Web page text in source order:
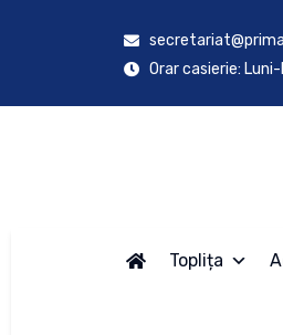
Orar casierie:
Toplița